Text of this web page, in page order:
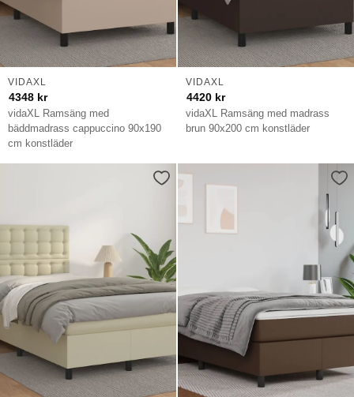
vidaXL Ramsäng med
bäddmadrass cappuccino 90x190
cm konstläder
VIDAXL
4348 kr
vidaXL Ramsäng med madrass
brun 90x200 cm konstläder
VIDAXL
4420 kr